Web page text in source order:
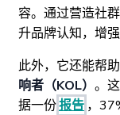
容。通过营造社
升品牌认知，增强
此外，它还能帮助
响者（KOL） 。
据一份报告 ，